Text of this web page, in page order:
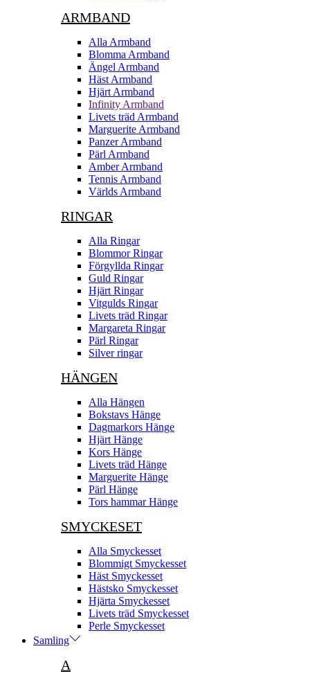
ARMBAND
Alla Armband
Blomma Armband
Ängel Armband
Häst Armband
Hjärt Armband
Infinity Armband
Livets träd Armband
Marguerite Armband
Panzer Armband
Pärl Armband
Amber Armband
Tennis Armband
Världs Armband
RINGAR
Alla Ringar
Blommor Ringar
Förgyllda Ringar
Guld Ringar
Hjärt Ringar
Vitgulds Ringar
Livets träd Ringar
Margareta Ringar
Pärl Ringar
Silver ringar
HÄNGEN
Alla Hängen
Bokstavs Hänge
Dagmarkors Hänge
Hjärt Hänge
Kors Hänge
Livets träd Hänge
Marguerite Hänge
Pärl Hänge
Tors hammar Hänge
SMYCKESET
Alla Smyckesset
Blommigt Smyckesset
Häst Smyckesset
Hästsko Smyckesset
Hjärta Smyckesset
Livets träd Smyckesset
Perle Smyckesset
Samling
A